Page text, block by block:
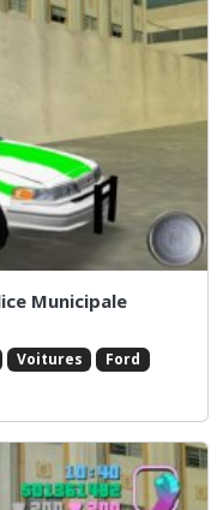
Municipale
Voitures
Ford